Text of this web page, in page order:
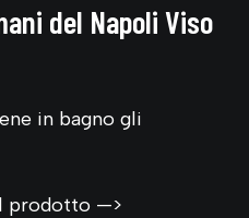
del Napoli Viso
in bagno gli
prodotto —>